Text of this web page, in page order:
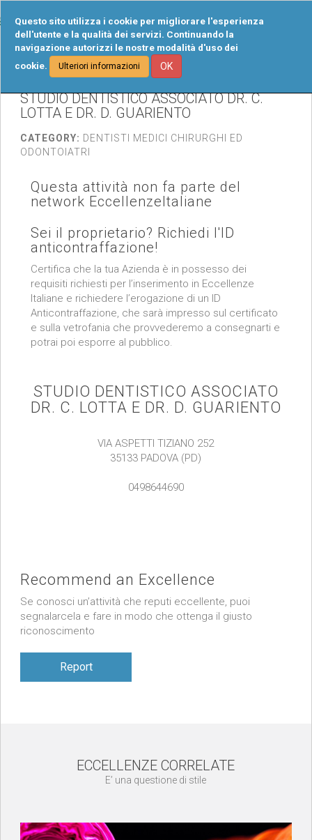
Questo sito utilizza i cookie per migliorare l'esperienza
dell'utente e la qualità dei servizi. Continuando la
navigazione autorizzi le nostre modalità d'uso dei
cookie.
Ulteriori informazioni OK
STUDIO DENTISTICO ASSOCIATO DR. C.
LOTTA E DR. D. GUARIENTO
CATEGORY: DENTISTI MEDICI CHIRURGHI ED
ODONTOIATRI
Questa attività non fa parte del
network EccellenzeItaliane
Sei il proprietario? Richiedi l'ID
anticontraffazione!
Certifica che la tua Azienda è in possesso dei
requisiti richiesti per l’inserimento in Eccellenze
Italiane e richiedere l’erogazione di un ID
Anticontraffazione, che sarà impresso sul certificato
e sulla vetrofania che provvederemo a consegnarti e
potrai poi esporre al pubblico.
STUDIO DENTISTICO ASSOCIATO
DR. C. LOTTA E DR. D. GUARIENTO
VIA ASPETTI TIZIANO 252
35133 PADOVA (PD)
0498644690
Recommend an Excellence
Se conosci un’attività che reputi eccellente, puoi
segnalarcela e fare in modo che ottenga il giusto
riconoscimento
Report
ECCELLENZE CORRELATE
E’ una questione di stile